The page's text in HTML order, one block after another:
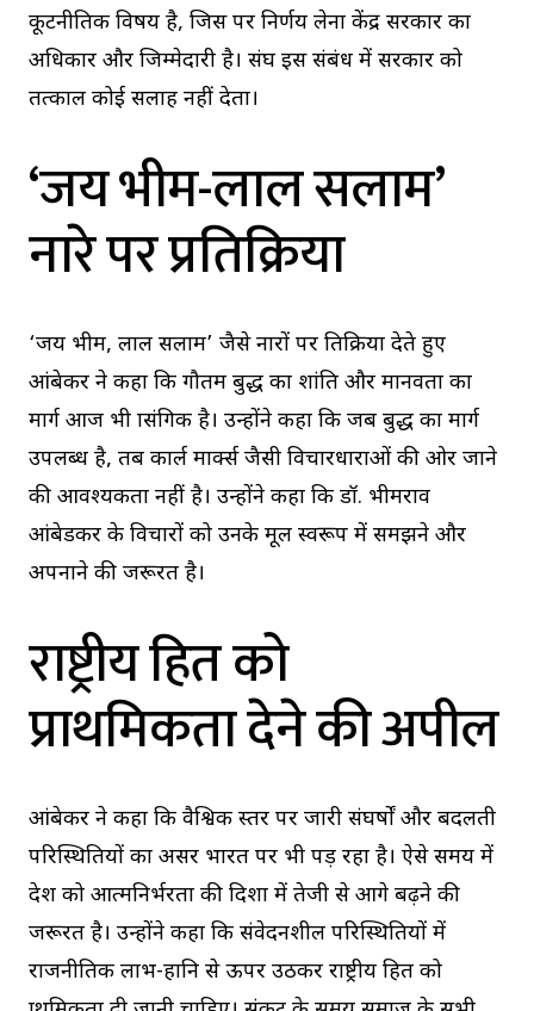
कूटनीतिक विषय है, जिस पर निर्णय लेना केंद्र सरकार का
अधिकार और जिम्मेदारी है। संघ इस संबंध में सरकार को
तत्काल कोई सलाह नहीं देता।
‘जय भीम-लाल सलाम’
नारे पर प्रतिक्रिया
‘जय भीम, लाल सलाम’ जैसे नारों पर प्रतिक्रिया देते हुए
आंबेकर ने कहा कि गौतम बुद्ध का शांति और मानवता का
मार्ग आज भी प्रासंगिक है। उन्होंने कहा कि जब बुद्ध का मार्ग
उपलब्ध है, तब कार्ल मार्क्स जैसी विचारधाराओं की ओर जाने
की आवश्यकता नहीं है। उन्होंने कहा कि डॉ. भीमराव
आंबेडकर के विचारों को उनके मूल स्वरूप में समझने और
अपनाने की जरूरत है।
राष्ट्रीय हित को
प्राथमिकता देने की अपील
आंबेकर ने कहा कि वैश्विक स्तर पर जारी संघर्षों और बदलती
परिस्थितियों का असर भारत पर भी पड़ रहा है। ऐसे समय में
देश को आत्मनिर्भरता की दिशा में तेजी से आगे बढ़ने की
जरूरत है। उन्होंने कहा कि संवेदनशील परिस्थितियों में
राजनीतिक लाभ-हानि से ऊपर उठकर राष्ट्रीय हित को